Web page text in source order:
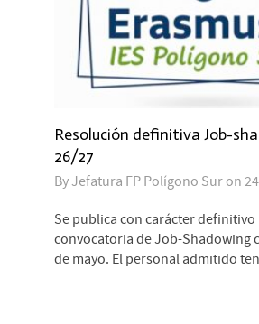
Resolución definitiva Job-
26/27
ByJefatura FP Polígono Sur on
Se publica con carácter definitivo
convocatoria de Job-Shadowing
de mayo. El personal admitido